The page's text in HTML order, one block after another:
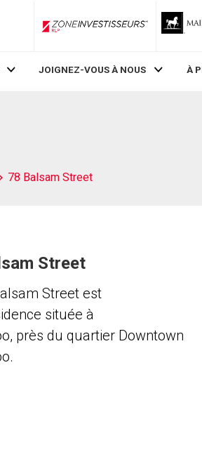
ZoneInvestisseurs RLP
JOIGNEZ-VOUS À NOUS À
78 Balsam Street
Street
Street est
située à
près du quartier Downtown